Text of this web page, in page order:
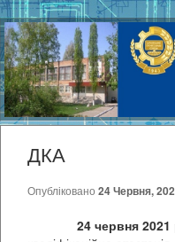
ДКА
Опубліковано 24 Червня,
24 червня 2021